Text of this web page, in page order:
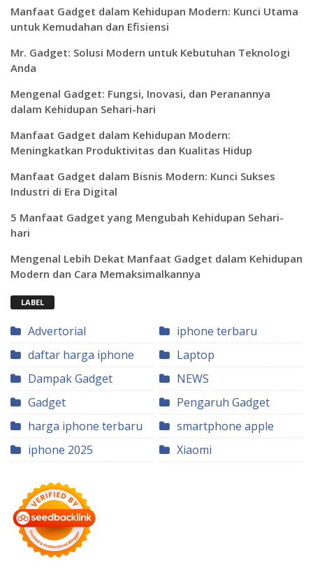
Manfaat Gadget dalam Kehidupan Modern: Kunci Utama
untuk Kemudahan dan Efisiensi
Mr. Gadget: Solusi Modern untuk Kebutuhan Teknologi
Anda
Mengenal Gadget: Fungsi, Inovasi, dan Peranannya
dalam Kehidupan Sehari-hari
Manfaat Gadget dalam Kehidupan Modern:
Meningkatkan Produktivitas dan Kualitas Hidup
Manfaat Gadget dalam Bisnis Modern: Kunci Sukses
Industri di Era Digital
5 Manfaat Gadget yang Mengubah Kehidupan Sehari-
hari
Mengenal Lebih Dekat Manfaat Gadget dalam Kehidupan
Modern dan Cara Memaksimalkannya
LABEL
Advertorial
daftar harga iphone
Dampak Gadget
Gadget
harga iphone terbaru
iphone 2025
iphone terbaru
Laptop
NEWS
Pengaruh Gadget
smartphone apple
Xiaomi